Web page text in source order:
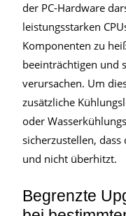
der PC-Hardware
leistungsstarken
Komponenten zu
beeinträchtigen und
verursachen. Um
zusätzliche
oder
sicherzustellen,
und nicht überhitzt.
Begrenzte